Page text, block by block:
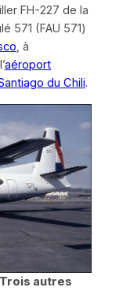
FH-227 de la
571 (FAU 571)
, à
aéroport
du Chili.
Trois autres